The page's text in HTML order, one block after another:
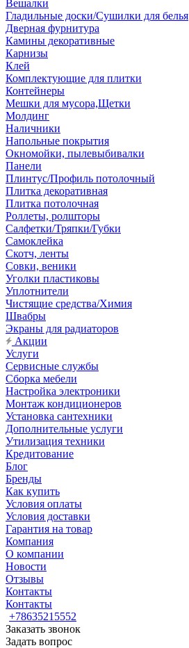
Вешалки
Гладильные доски/Сушилки для белья
Дверная фурнитура
Камины декоративные
Карнизы
Клей
Комплектующие для плитки
Контейнеры
Мешки для мусора,Щетки
Молдинг
Наличники
Напольные покрытия
Окномойки, пылевыбивалки
Панели
Плинтус/Профиль потолочный
Плитка декоративная
Плитка потолочная
Роллеты, ролшторы
Салфетки/Тряпки/Губки
Самоклейка
Скотч, ленты
Совки, веники
Уголки пластиковы
Уплотнители
Чистящие средства/Химия
Швабры
Экраны для радиаторов
Акции
Услуги
Сервисные службы
Сборка мебели
Настройка электроники
Монтаж кондиционеров
Установка сантехники
Дополнительные услуги
Утилизация техники
Кредитование
Блог
Бренды
Как купить
Условия оплаты
Условия доставки
Гарантия на товар
Компания
О компании
Новости
Отзывы
Контакты
Контакты
+78635215552
Заказать звонок
Задать вопрос